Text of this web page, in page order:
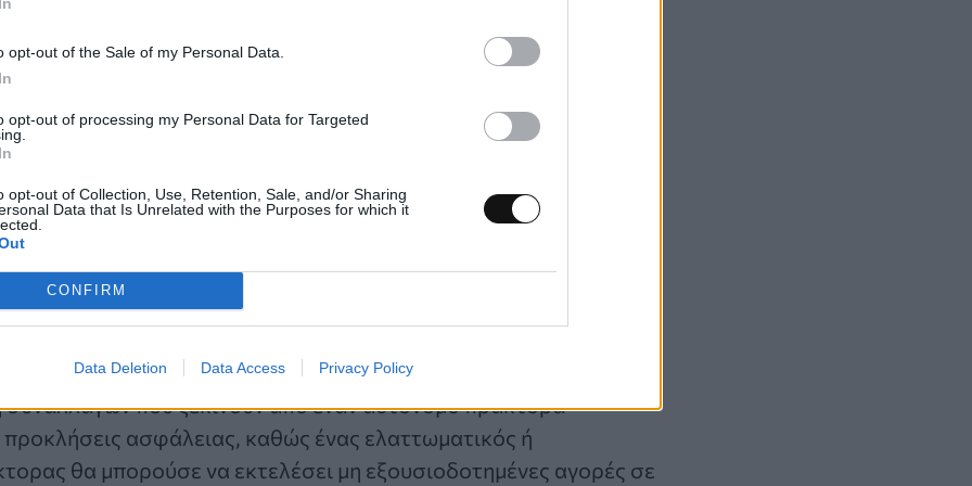
opt-out of the Sale of my Personal Data.
opt-out of processing my Personal Data for Targeted
opt-out of Collection, Use, Retention, Sale, and/or Sharing
Data that Is Unrelated with the Purposes for which it
CONFIRM
Data Deletion Data Access Privacy Policy
δεδομένα αναγνώσιμα από μηχανές και όχι μόνο ως πειστικό
κοινό. Αν ένας πράκτορας τεχνητής νοημοσύνης δεν μπορεί
του αποθέματός σας, η επιχείρησή σας γίνεται αόρατη σε
κανάλι.
των συναλλαγών μέσω της πλατφόρμας της Google της
θέα στις εμπορικές τάσεις, εγείροντας ζητήματα για τη
δεδομένων και την εξάρτηση από έναν συγκεκριμένο πάροχο.
που ξεκινούν από έναν αυτόνομο πράκτορα
προκλήσεις ασφάλειας, καθώς ένας ελαττωματικός ή
θα μπορούσε να εκτελέσει μη εξουσιοδοτημένες αγορές σε